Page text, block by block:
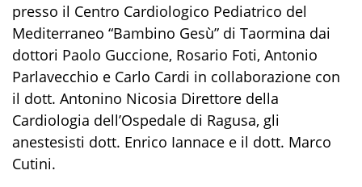
presso il Centro Cardiologico Pediatrico del
Mediterraneo “Bambino Gesù” di Taormina dai
dottori Paolo Guccione, Rosario Foti, Antonio
Parlavecchio e Carlo Cardi in collaborazione con
il dott. Antonino Nicosia Direttore della
Cardiologia dell’Ospedale di Ragusa, gli
anestesisti dott. Enrico Iannace e il dott. Marco
Cutini.